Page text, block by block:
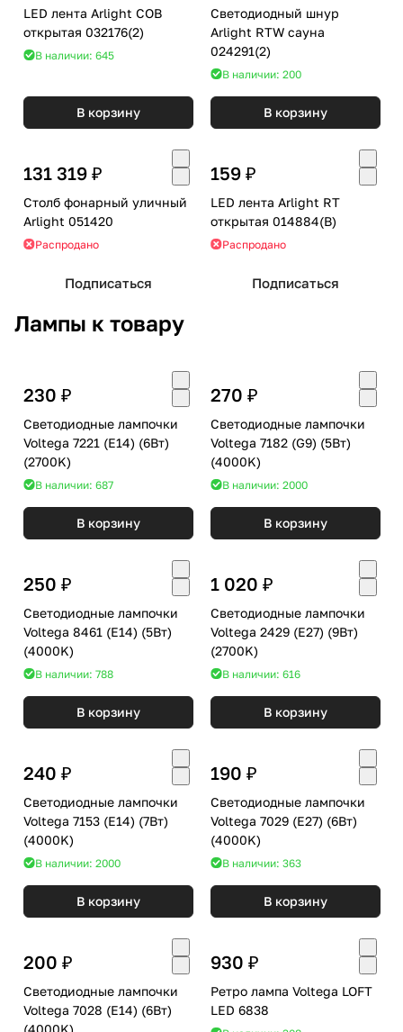
LED лента Arlight COB
открытая 032176(2)
В наличии: 645
В корзину
Светодиодный шнур
Arlight RTW сауна
024291(2)
В наличии: 200
В корзину
131 319 ₽
Столб фонарный уличный
Arlight 051420
Распродано
Подписаться
159 ₽
LED лента Arlight RT
открытая 014884(B)
Распродано
Подписаться
Лампы к товару
230 ₽
Светодиодные лампочки
Voltega 7221 (E14) (6Вт)
(2700K)
В наличии: 687
В корзину
270 ₽
Светодиодные лампочки
Voltega 7182 (G9) (5Вт)
(4000K)
В наличии: 2000
В корзину
250 ₽
Светодиодные лампочки
Voltega 8461 (E14) (5Вт)
(4000K)
В наличии: 788
В корзину
1 020 ₽
Светодиодные лампочки
Voltega 2429 (E27) (9Вт)
(2700K)
В наличии: 616
В корзину
240 ₽
Светодиодные лампочки
Voltega 7153 (E14) (7Вт)
(4000K)
В наличии: 2000
В корзину
190 ₽
Светодиодные лампочки
Voltega 7029 (E27) (6Вт)
(4000K)
В наличии: 363
В корзину
200 ₽
Светодиодные лампочки
Voltega 7028 (E14) (6Вт)
(4000K)
930 ₽
Ретро лампа Voltega LOFT
LED 6838